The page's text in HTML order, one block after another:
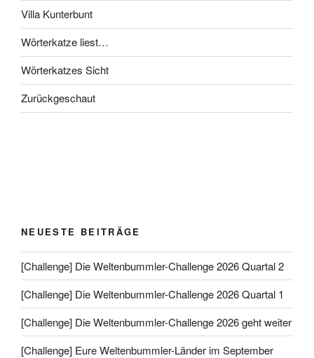
Villa Kunterbunt
Wörterkatze liest…
Wörterkatzes Sicht
Zurückgeschaut
NEUESTE BEITRÄGE
[Challenge] Die Weltenbummler-Challenge 2026 Quartal 2
[Challenge] Die Weltenbummler-Challenge 2026 Quartal 1
[Challenge] Die Weltenbummler-Challenge 2026 geht weiter
[Challenge] Eure Weltenbummler-Länder im September